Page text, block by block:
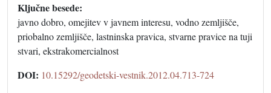
Ključne besede:
javno dobro, omejitev v javnem interesu, vodno zemljišče,
priobalno zemljišče, lastninska pravica, stvarne pravice na tuji
stvari, ekstrakomercialnost
DOI: 10.15292/geodetski-vestnik.2012.04.713-724